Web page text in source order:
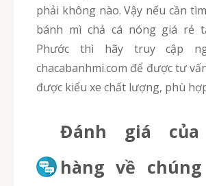
phải không nào. Vậy nếu cần
bánh mì chả cá nóng giá rẻ
Phước thì hãy truy cập
chacabanhmi.com để được tư
được kiểu xe chất lượng, phù
Đánh giá của
hàng về